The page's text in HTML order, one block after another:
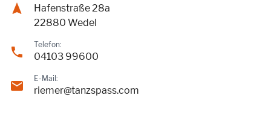
navigation
Hafenstraße 28a
22880 Wedel
phone
Telefon:
04103 99600
email
E-Mail:
riemer@tanzspass.com